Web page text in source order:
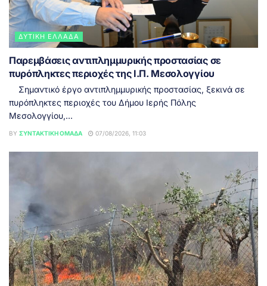
ΔΥΤΙΚΉ ΕΛΛΆΔΑ
Παρεμβάσεις αντιπλημμυρικής προστασίας σε
πυρόπληκτες περιοχές της Ι.Π. Μεσολογγίου
Σημαντικό έργο αντιπλημμυρικής προστασίας, ξεκινά σε
πυρόπληκτες περιοχές του Δήμου Ιερής Πόλης
Μεσολογγίου,...
BY ΣΥΝΤΑΚΤΙΚΉ ΟΜΆΔΑ 07/08/2026, 11:03